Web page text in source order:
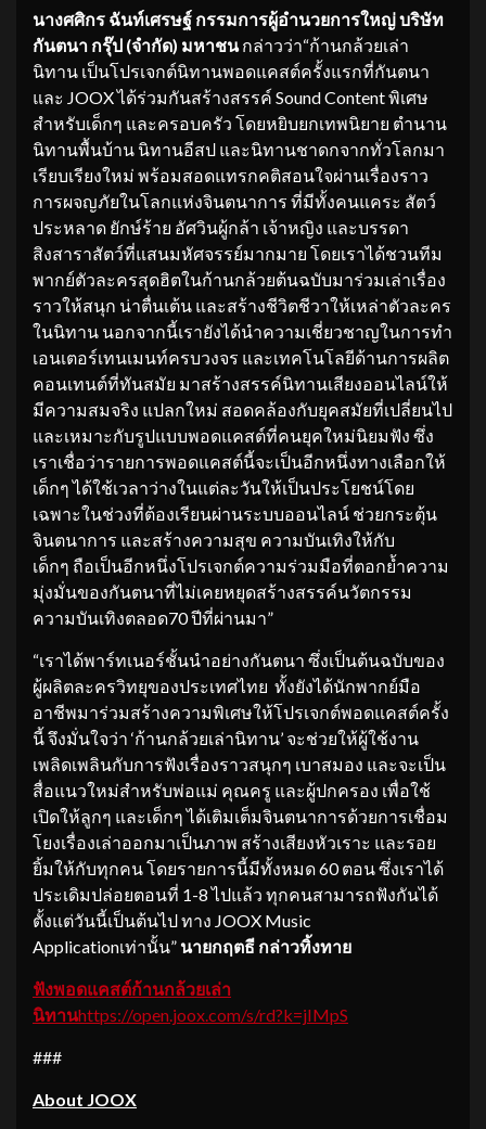
นางศศิกร ฉันท์เศรษฐ์ กรรมการผู้อำนวยการใหญ่ บริษัท
กันตนา กรุ๊ป (จำกัด) มหาชนกล่าวว่า“ก้านกล้วยเล่า
นิทาน เป็นโปรเจกต์นิทานพอดแคสต์ครั้งแรกที่กันตนา
และ JOOX ได้ร่วมกันสร้างสรรค์ Sound Content พิเศษ
สำหรับเด็กๆ และครอบครัว โดยหยิบยกเทพนิยาย ตำนาน
นิทานพื้นบ้าน นิทานอีสป และนิทานชาดกจากทั่วโลกมา
เรียบเรียงใหม่ พร้อมสอดแทรกคติสอนใจผ่านเรื่องราว
การผจญภัยในโลกแห่งจินตนาการ ที่มีทั้งคนแคระ สัตว์
ประหลาด ยักษ์ร้าย อัศวินผู้กล้า เจ้าหญิง และบรรดา
สิงสาราสัตว์ที่แสนมหัศจรรย์มากมาย โดยเราได้ชวนทีม
พากย์ตัวละครสุดฮิตในก้านกล้วยต้นฉบับมาร่วมเล่าเรื่อง
ราวให้สนุก น่าตื่นเต้น และสร้างชีวิตชีวาให้เหล่าตัวละคร
ในนิทาน นอกจากนี้เรายังได้นำความเชี่ยวชาญในการทำ
เอนเตอร์เทนเมนท์ครบวงจร และเทคโนโลยีด้านการผลิต
คอนเทนต์ที่ทันสมัย มาสร้างสรรค์นิทานเสียงออนไลน์ให้
มีความสมจริง แปลกใหม่ สอดคล้องกับยุคสมัยที่เปลี่ยนไป
และเหมาะกับรูปแบบพอดแคสต์ที่คนยุคใหม่นิยมฟัง ซึ่ง
เราเชื่อว่ารายการพอดแคสต์นี้จะเป็นอีกหนึ่งทางเลือกให้
เด็กๆ ได้ใช้เวลาว่างในแต่ละวันให้เป็นประโยชน์โดย
เฉพาะในช่วงที่ต้องเรียนผ่านระบบออนไลน์ ช่วยกระตุ้น
จินตนาการ และสร้างความสุข ความบันเทิงให้กับ
เด็กๆ ถือเป็นอีกหนึ่งโปรเจกต์ความร่วมมือที่ตอกย้ำความ
มุ่งมั่นของกันตนาที่ไม่เคยหยุดสร้างสรรค์นวัตกรรม
ความบันเทิงตลอด70 ปีที่ผ่านมา”
“เราได้พาร์ทเนอร์ชั้นนำอย่างกันตนา ซึ่งเป็นต้นฉบับของ
ผู้ผลิตละครวิทยุของประเทศไทย ทั้งยังได้นักพากย์มือ
อาชีพมาร่วมสร้างความพิเศษให้โปรเจกต์พอดแคสต์ครั้ง
นี้ จึงมั่นใจว่า ‘ก้านกล้วยเล่านิทาน’ จะช่วยให้ผู้ใช้งาน
เพลิดเพลินกับการฟังเรื่องราวสนุกๆ เบาสมอง และจะเป็น
สื่อแนวใหม่สำหรับพ่อแม่ คุณครู และผู้ปกครอง เพื่อใช้
เปิดให้ลูกๆ และเด็กๆ ได้เติมเต็มจินตนาการด้วยการเชื่อม
โยงเรื่องเล่าออกมาเป็นภาพ สร้างเสียงหัวเราะ และรอย
ยิ้มให้กับทุกคน โดยรายการนี้มีทั้งหมด 60 ตอน ซึ่งเราได้
ประเดิมปล่อยตอนที่ 1-8 ไปแล้ว ทุกคนสามารถฟังกันได้
ตั้งแต่วันนี้เป็นต้นไป ทาง JOOX Music
Applicationเท่านั้น” นายกฤตธี กล่าวทิ้งทาย
ฟังพอดแคสต์ก้านกล้วยเล่า
นิทานhttps://open.joox.com/s/rd?k=jIMpS
###
About JOOX